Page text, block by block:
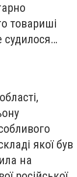
товариші
судилося…
якої був
на